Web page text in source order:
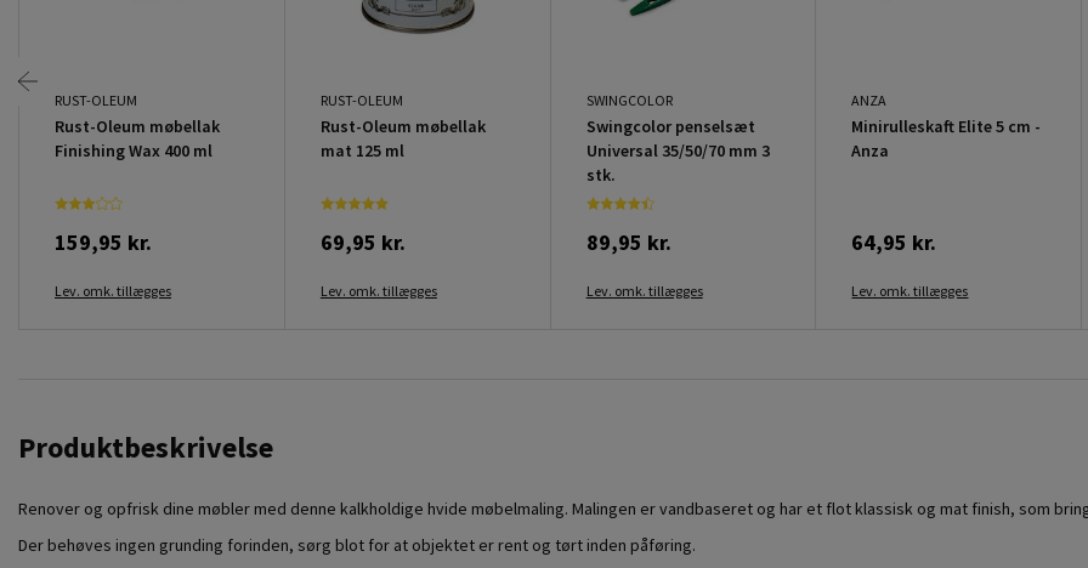
RUST-OLEUM
Rust-Oleum møbellak
Finishing Wax 400 ml
159,95 kr.
Lev. omk. tillægges
RUST-OLEUM
Rust-Oleum møbellak
mat 125 ml
69,95 kr.
Lev. omk. tillægges
SWINGCOLOR
Swingcolor penselsæt
Universal 35/50/70 mm 3
stk.
89,95 kr.
Lev. omk. tillægges
ANZA
Minirulleskaft Elite 5 cm -
Anza
64,95 kr.
Lev. omk. tillægges
Produktbeskrivelse
Renover og opfrisk dine møbler med denne kalkholdige hvide møbelmaling. Malingen er vandbaseret og har et flot klassisk og mat finish, som
Der behøves ingen grunding forinden, sørg blot for at objektet er rent og tørt inden påføring.